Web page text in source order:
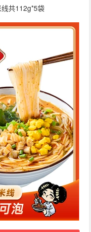
线共112g*5袋